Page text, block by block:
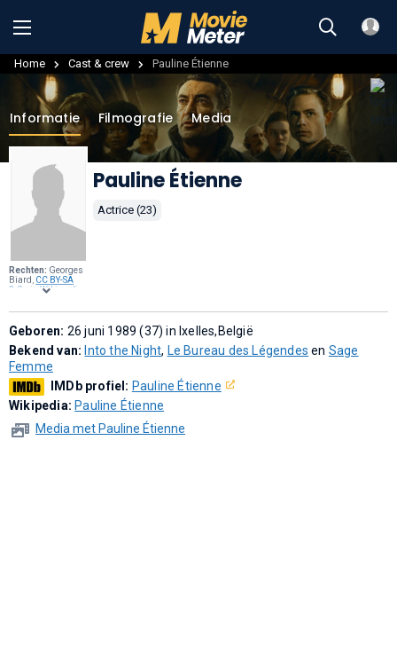
Home Cast & crew Pauline Étienne
Rechten: Georges
Biard, CC BY-SA
3.0 , via Wikimedia
Informatie Filmografie Media
Pauline Étienne
Actrice (23)
Geboren: 26 juni 1989 (37) in Ixelles,België
Bekend van: Into the Night, Le Bureau des Légendes en Sage
Femme
IMDb profiel: Pauline Étienne
Wikipedia: Pauline Étienne
Media met Pauline Étienne